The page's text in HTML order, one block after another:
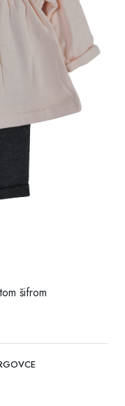
šifrom